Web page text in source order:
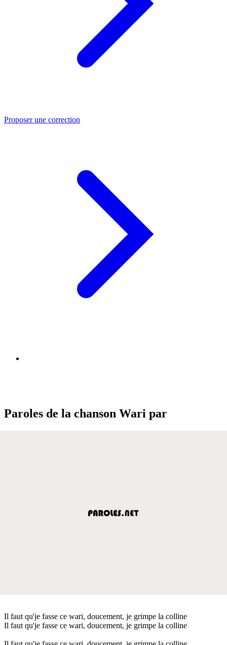
Proposer une correction
Paroles de la chanson Wari par
Il faut qu'je fasse ce wari, doucement, je grimpe la colline
Il faut qu'je fasse ce wari, doucement, je grimpe la colline